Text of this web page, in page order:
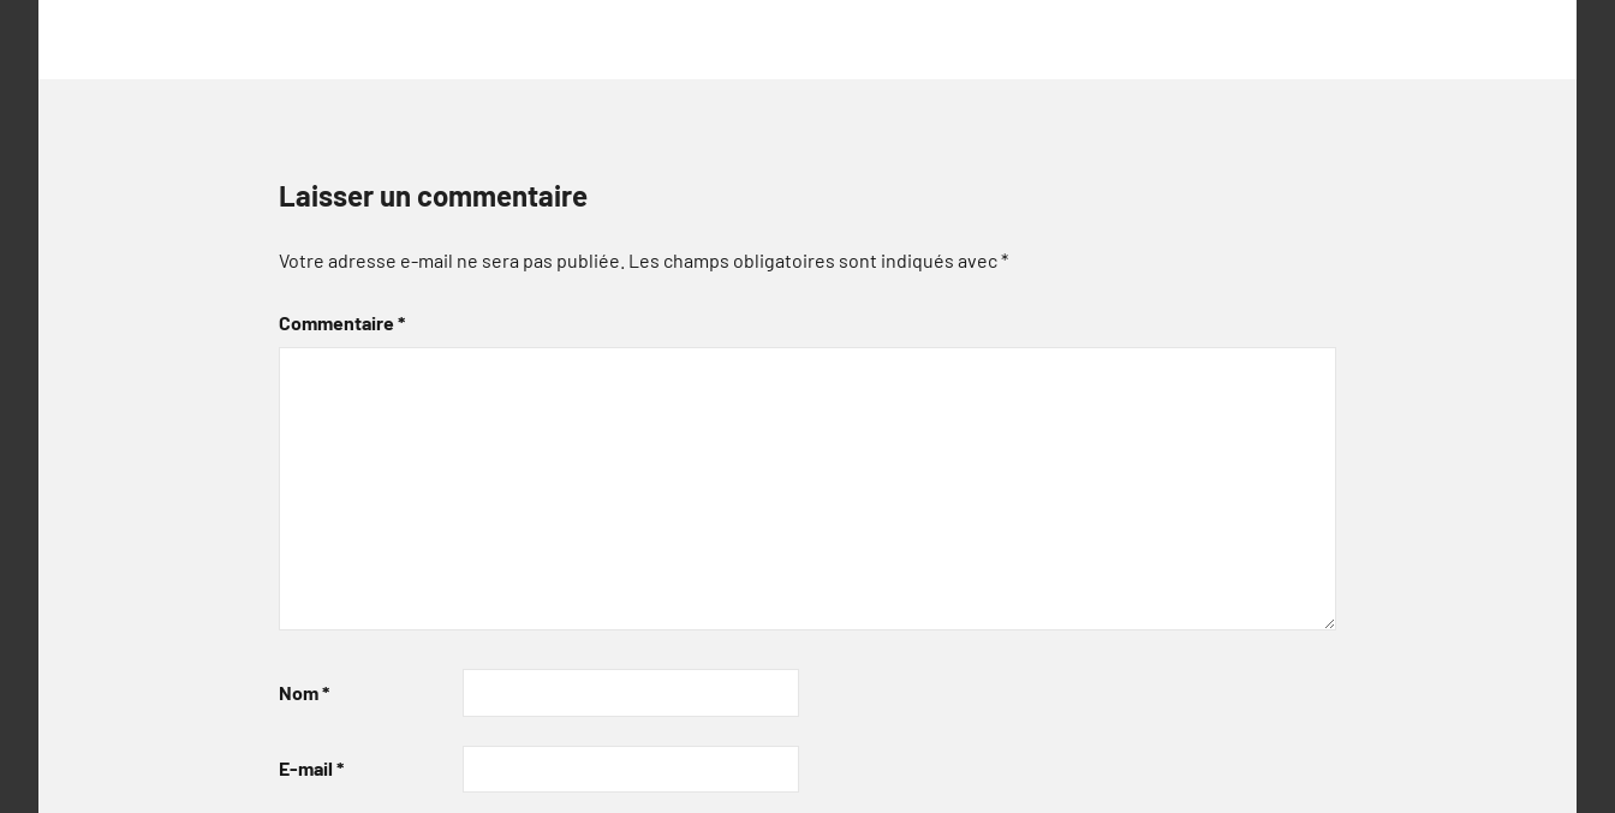
Laisser un commentaire
Votre adresse e-mail ne sera pas publiée. Les champs obligatoires sont indiqués avec*
Commentaire*
Nom*
E-mail *